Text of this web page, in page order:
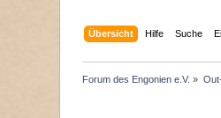
Übersicht Hilfe Suche
Forum des Engonien e.V. »